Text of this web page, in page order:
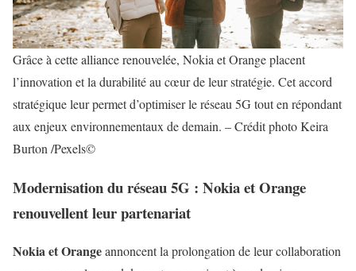
Grâce à cette alliance renouvelée, Nokia et Orange placent
l’innovation et la durabilité au cœur de leur stratégie. Cet accord
stratégique leur permet d’optimiser le réseau 5G tout en répondant
aux enjeux environnementaux de demain. – Crédit photo Keira
Burton /Pexels©
Modernisation du réseau 5G : Nokia et Orange
renouvellent leur partenariat
Nokia et Orangeannoncent la prolongation de leur collaboration